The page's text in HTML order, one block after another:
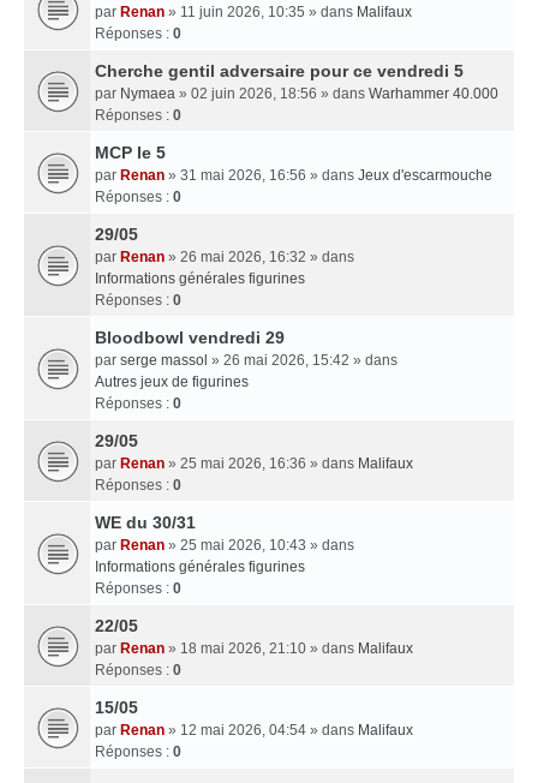
par Renan » 11 juin 2026, 10:35 » dans Malifaux
Réponses : 0
Cherche gentil adversaire pour ce vendredi 5
par Nymaea » 02 juin 2026, 18:56 » dans Warhammer 40.000
Réponses : 0
MCP le 5
par Renan » 31 mai 2026, 16:56 » dans Jeux d'escarmouche
Réponses : 0
29/05
par Renan » 26 mai 2026, 16:32 » dans
Informations générales figurines
Réponses : 0
Bloodbowl vendredi 29
par serge massol » 26 mai 2026, 15:42 » dans
Autres jeux de figurines
Réponses : 0
29/05
par Renan » 25 mai 2026, 16:36 » dans Malifaux
Réponses : 0
WE du 30/31
par Renan » 25 mai 2026, 10:43 » dans
Informations générales figurines
Réponses : 0
22/05
par Renan » 18 mai 2026, 21:10 » dans Malifaux
Réponses : 0
15/05
par Renan » 12 mai 2026, 04:54 » dans Malifaux
Réponses : 0